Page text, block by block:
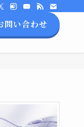
問い合わせ